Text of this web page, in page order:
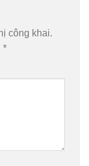
công khai.
*